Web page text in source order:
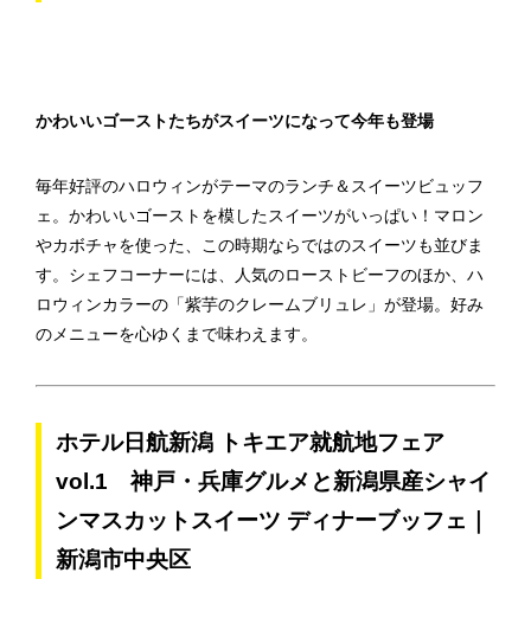
かわいいゴーストたちがスイーツになって今年も登場
毎年好評のハロウィンがテーマのランチ＆スイーツビュッフ
ェ。かわいいゴーストを模したスイーツがいっぱい！マロン
やカボチャを使った、この時期ならではのスイーツも並びま
す。シェフコーナーには、人気のローストビーフのほか、ハ
ロウィンカラーの「紫芋のクレームブリュレ」が登場。好み
のメニューを心ゆくまで味わえます。
ホテル日航新潟 トキエア就航地フェア
vol.1 神戸・兵庫グルメと新潟県産シャイ
ンマスカットスイーツ ディナーブッフェ｜
新潟市中央区